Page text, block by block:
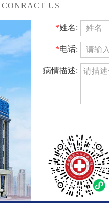
CONRACT US
*姓名:
*电话:
病情描述: